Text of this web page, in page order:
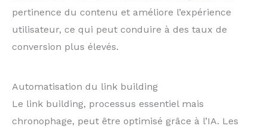
pertinence du contenu et améliore l’expérience
utilisateur, ce qui peut conduire à des taux de
conversion plus élevés.
Automatisation du link building
Le link building, processus essentiel mais
chronophage, peut être optimisé grâce à l’IA. Les